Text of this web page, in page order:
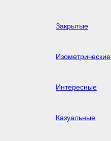
Закрытые
Изометрические
Интересные
Казуальные